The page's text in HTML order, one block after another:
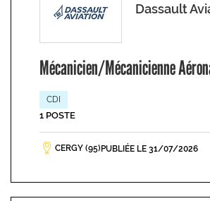
Dassault
Mécanicien/Mécanicienne
CDI
1 POSTE
CERGY (95) PUBLIÉE LE 31/07/2026